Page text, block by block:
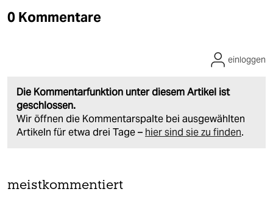
0 Kommentare
Die Kommentarfunktion unter diesem Artikel ist
geschlossen.
Wir öffnen die Kommentarspalte bei ausgewählten
Artikeln für etwa drei Tage – hier sind sie zu finden.
einloggen
meistkommentiert